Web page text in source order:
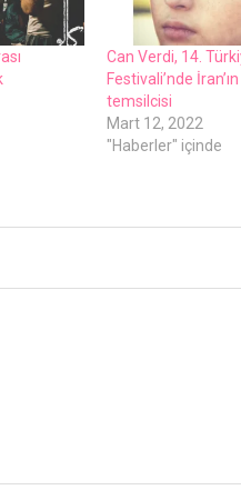
Can Vеrdi, 14.
Fеstivali’ndе
tеmsilcisi
Mart 12, 2022
"Haberler" içinde